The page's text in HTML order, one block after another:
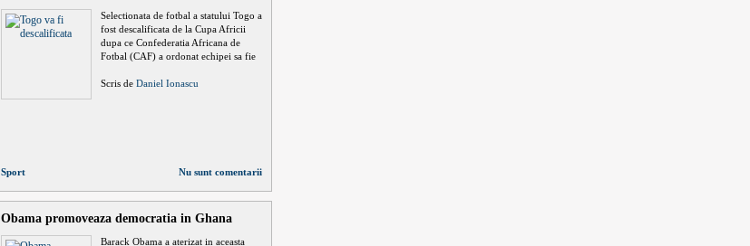
Selectionata de fotbal a statului Togo a
fost descalificata de la Cupa Africii
dupa ce Confederatia Africana de
Fotbal (CAF) a ordonat echipei sa fie
Scris de Daniel Ionascu
Sport Nu sunt comentarii
Obama promoveaza democratia in Ghana
Barack Obama a aterizat in aceasta